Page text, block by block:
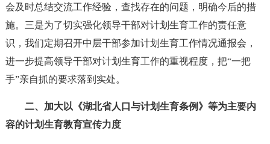
会及时总结交流工作经验，查找存在的问题，明确今后的措
施。三是为了切实强化领导干部对计划生育工作的责任意
识，我们定期召开中层干部参加计划生育工作情况通报会，
进一步提高领导干部对计划生育工作的重视程度，把“一把
手”亲自抓的要求落到实处。
二、加大以《湖北省人口与计划生育条例》等为主要内
容的计划生育教育宣传力度